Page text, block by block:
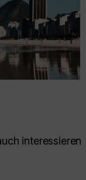
interessieren